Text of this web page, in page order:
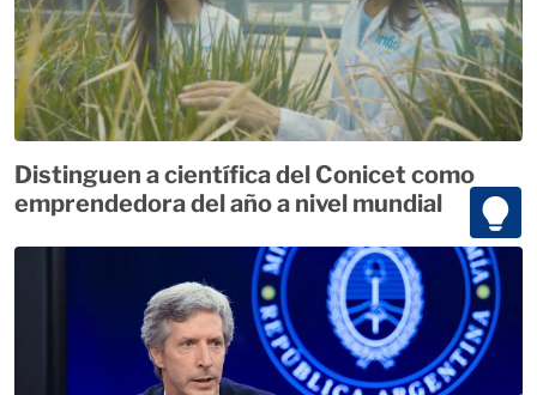
Distinguen a científica del Conicet como
emprendedora del año a nivel mundial